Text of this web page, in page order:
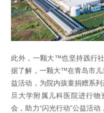
此外，一颗大™也坚持践行
据了解，一颗大™在青岛市儿
益活动，为院内孩童捐赠系
旦大学附属儿科医院进行
会，助力“闪光行动”公益活动